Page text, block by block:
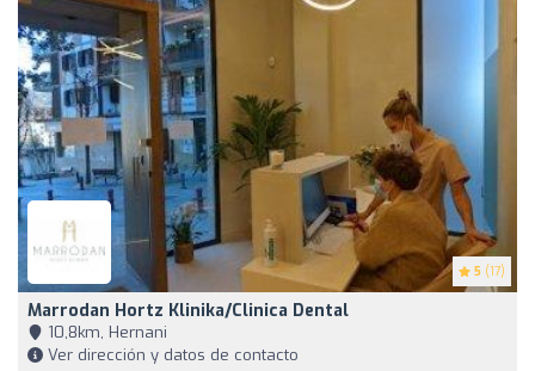
5 (17)
Marrodan Hortz Klinika/clinica Dental
10,8km, Hernani
Ver dirección y datos de contacto